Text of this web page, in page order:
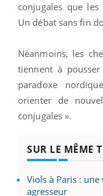
conjugales que les
Un débat sans fin
Néanmoins, les
tiennent à
paradoxe
orienter de
conjugales ».
SUR LE MÊME
Viols à Paris :
agresseur